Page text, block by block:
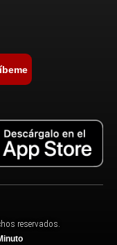
reservados.